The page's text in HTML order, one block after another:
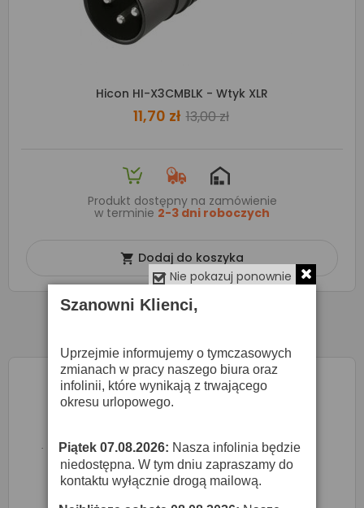
Hicon HI-X3CMBLK - Wtyk XLR
11,70 zł 13,00 zł
Produkt dostępny na zamówienie
w terminie 2-3 dni roboczych
 Dodaj do koszyka
Nie pokazuj ponownie
Szanowni Klienci,
Uprzejmie informujemy o tymczasowych
zmianach w pracy naszego biura oraz
infolinii, które wynikają z trwającego
okresu urlopowego.
· Piątek 07.08.2026: Nasza infolinia będzie
niedostępna. W tym dniu zapraszamy do
kontaktu wyłącznie drogą mailową.